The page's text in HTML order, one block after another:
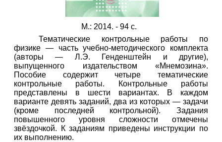
М.: 2014. - 94 с.
Тематические контрольные работы по
физике — часть учебно-методического комплекта
(авторы — Л.Э. Генденштейн и другие),
выпущенного издательством «Мнемозина».
Пособие содержит четыре тематические
контрольные работы. Контрольные работы
представлены в шести вариантах. В каждом
варианте девять заданий, два из которых — задачи
(кроме последней контрольной). Задания
повышенного уровня сложности отмечены
звёздочкой. К заданиям приведены инструкции по
их выполнению.